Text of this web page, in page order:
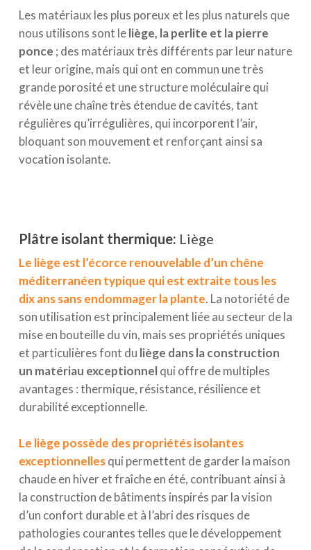
Les matériaux les plus poreux et les plus naturels que
nous utilisons sont leliège, la perlite et la pierre
ponce ; des matériaux très différents par leur nature
et leur origine, mais qui ont en commun une très
grande porosité et une structure moléculaire qui
révèle une chaîne très étendue de cavités, tant
régulières qu’irrégulières, qui incorporent l’air,
bloquant son mouvement et renforçant ainsi sa
vocation isolante.
Plâtre isolant thermique: Liège
Le liège est l’écorce renouvelable d’un chêne
méditerranéen typique qui est extraite tous les
dix ans sans endommager la plante. La notoriété de
son utilisation est principalement liée au secteur de la
mise en bouteille du vin, mais ses propriétés uniques
et particulières font du liège dans la construction
un matériau exceptionnelqui offre de multiples
avantages : thermique, résistance, résilience et
durabilité exceptionnelle.
Le liège possède des propriétés isolantes
exceptionnellesqui permettent de garder la maison
chaude en hiver et fraîche en été, contribuant ainsi à
la construction de bâtiments inspirés par la vision
d’un confort durable et à l’abri des risques de
pathologies courantes telles que le développement